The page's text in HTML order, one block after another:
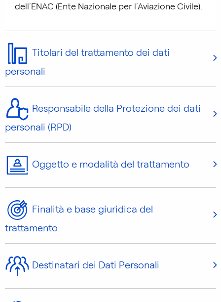
dell’ENAC (Ente Nazionale per l’Aviazione Civile).
Titolari del trattamento dei dati
personali
Responsabile della Protezione dei dati
personali (RPD)
Oggetto e modalità del trattamento
Finalità e base giuridica del
trattamento
Destinatari dei Dati Personali